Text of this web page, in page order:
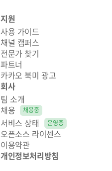
지원
사용 가이드
채널 캠퍼스
전문가 찾기
파트너
카카오 북미 광고
회사
팀 소개
채용
채용중
서비스 상태 운영중
오픈소스 라이센스
이용약관
개인정보처리방침